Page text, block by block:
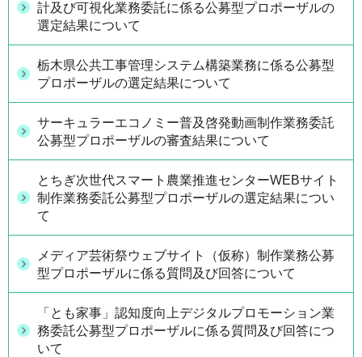
計及び可視化業務委託に係る公募型プロポーザルの
選定結果について
栃木県公共工事管理システム構築業務に係る公募型
プロポーザルの選定結果について
サーキュラーエコノミー普及啓発動画制作業務委託
公募型プロポーザルの審査結果について
とちぎ次世代スマート農業推進センターWEBサイト
制作業務委託公募型プロポーザルの選定結果につい
て
メディア芸術祭ウェブサイト（仮称）制作業務公募
型プロポーザルに係る質問及び回答について
「とも家事」認知度向上デジタルプロモーション業
務委託公募型プロポーザルに係る質問及び回答につ
いて